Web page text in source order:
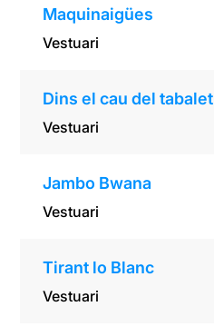
Maquinaigües
Vestuari
Dins el cau del tabalet
Vestuari
Jambo Bwana
Vestuari
Tirant lo Blanc
Vestuari